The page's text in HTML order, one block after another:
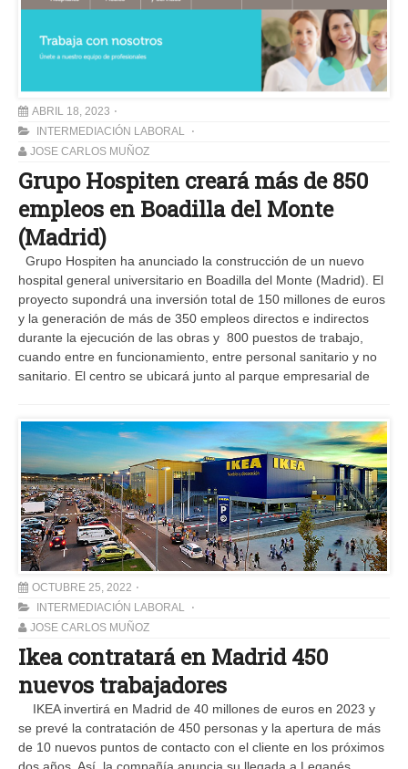
ABRIL 18, 2023
INTERMEDIACIÓN LABORAL
JOSE CARLOS MUÑOZ
Grupo Hospiten creará más de 850
empleos en Boadilla del Monte
(Madrid)
Grupo Hospiten ha anunciado la construcción de un nuevo
hospital general universitario en Boadilla del Monte (Madrid). El
proyecto supondrá una inversión total de 150 millones de euros
y la generación de más de 350 empleos directos e indirectos
durante la ejecución de las obras y 800 puestos de trabajo,
cuando entre en funcionamiento, entre personal sanitario y no
sanitario. El centro se ubicará junto al parque empresarial de
OCTUBRE 25, 2022
INTERMEDIACIÓN LABORAL
JOSE CARLOS MUÑOZ
Ikea contratará en Madrid 450
nuevos trabajadores
IKEA invertirá en Madrid de 40 millones de euros en 2023 y
se prevé la contratación de 450 personas y la apertura de más
de 10 nuevos puntos de contacto con el cliente en los próximos